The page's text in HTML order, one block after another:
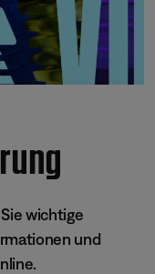
wichtige
und